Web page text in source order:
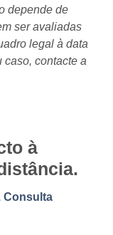
depende de
ser avaliadas
legal à data
caso, contacte a
à
Consulta